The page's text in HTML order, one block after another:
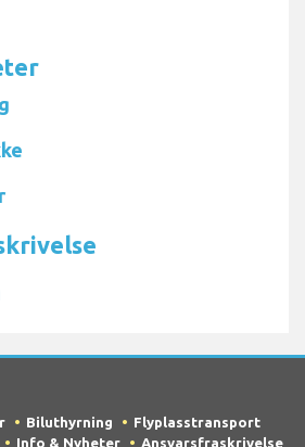
Biluthyrning
Flyplasstransport
Info & Nyheter Ansvarsfraskrivelse